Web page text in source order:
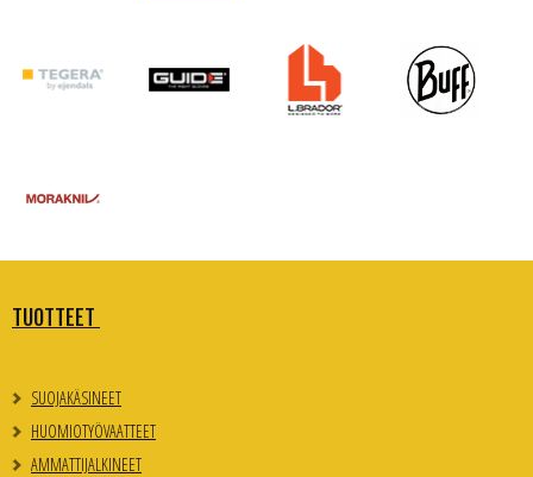
TUOTTEET
SUOJAKÄSINEET
HUOMIOTYÖVAATTEET
AMMATTIJALKINEET